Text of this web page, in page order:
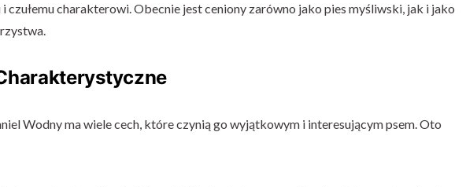
czułemu charakterowi. Obecnie jest ceniony zarówno jako pies myśliwski, jak i jako
Wodny ma wiele cech, które czynią go wyjątkowym i interesującym psem. Oto